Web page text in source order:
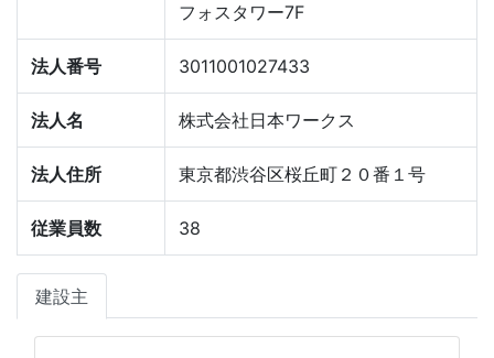
フォスタワー7F
法人番号 3011001027433
法人名 株式会社日本ワークス
法人住所 東京都渋谷区桜丘町２０番１号
従業員数 38
建設主